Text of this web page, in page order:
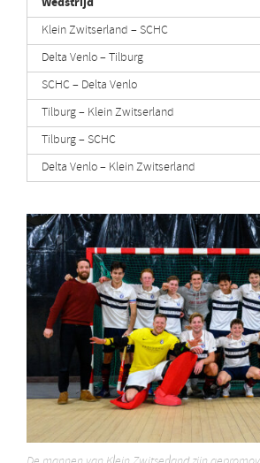
Klein Zwitserland – SCHC
Delta Venlo – Tilburg
SCHC – Delta Venlo
Tilburg – Klein Zwitserland
Tilburg – SCHC
Delta Venlo – Klein Zwitserland